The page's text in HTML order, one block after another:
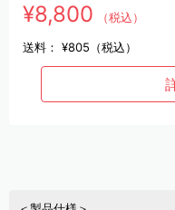
¥8,800 （税込）
送料： ¥805（税込）